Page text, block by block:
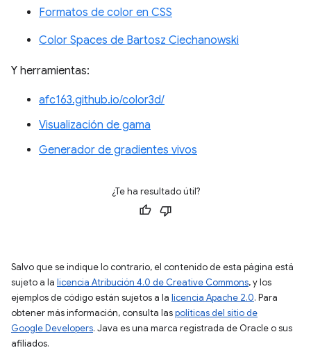
Formatos de color en CSS
Color Spaces de Bartosz Ciechanowski
Y herramientas:
afc163.github.io/color3d/
Visualización de gama
Generador de gradientes vivos
¿Te ha resultado útil?
Salvo que se indique lo contrario, el contenido de esta página está
sujeto a la licencia Atribución 4.0 de Creative Commons, y los
ejemplos de código están sujetos a la licencia Apache 2.0. Para
obtener más información, consulta laspolíticas del sitio de
Google Developers. Java es una marca registrada de Oracle o sus
afiliados.